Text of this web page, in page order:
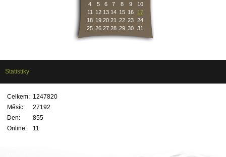
4
5 6 7 8 9
10
11
12 13 14 15 16
17
18 19 20 21 22 23 24
25 26 27 28 29 30 31
Statistiky
Online: 11
Celkem: 1247820
Měsíc:
27192
Den:
855